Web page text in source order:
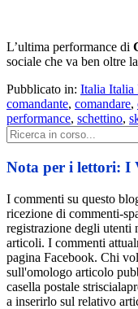
L’ultima performance di
sociale che va ben oltre
Pubblicato in: Italia Italia
comandante, comandare,
performance, schettino,
Cerca:
Nota per i lettori:
I commenti su questo
ricezione di commenti-
registrazione degli utenti
articoli. I commenti
pagina Facebook. Chi
sull'omologo articolo
casella postale
a inserirlo sul relativo